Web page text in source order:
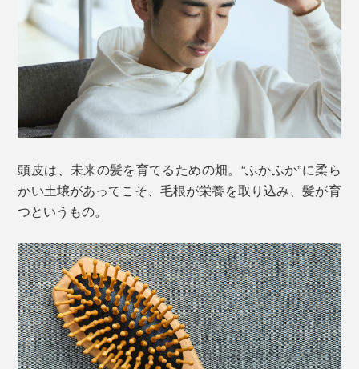
頭皮は、未来の髪を育てるための畑。“ふかふか”に柔ら
かい土壌があってこそ、毛根が栄養を取り込み、髪が育
つというもの。